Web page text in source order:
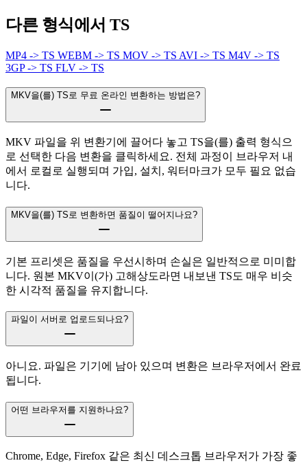
다른 형식에서 TS
MP4 -> TS WEBM -> TS MOV -> TS AVI -> TS M4V -> TS
3GP -> TS FLV -> TS
MKV을(를) TS로 무료 온라인 변환하는 방법은?
MKV 파일을 위 변환기에 끌어다 놓고 TS을(를) 출력 형식으
로 선택한 다음 변환을 클릭하세요. 전체 과정이 브라우저 내
에서 로컬로 실행되며 가입, 설치, 워터마크가 모두 필요 없습
니다.
MKV을(를) TS로 변환하면 품질이 떨어지나요?
기본 프리셋은 품질을 우선시하며 손실은 일반적으로 미미합
니다. 원본 MKV이(가) 고해상도라면 내보낸 TS도 매우 비슷
한 시각적 품질을 유지합니다.
파일이 서버로 업로드되나요?
아니요. 파일은 기기에 남아 있으며 변환은 브라우저에서 완료
됩니다.
어떤 브라우저를 지원하나요?
Chrome, Edge, Firefox 같은 최신 데스크톱 브라우저가 가장 좋